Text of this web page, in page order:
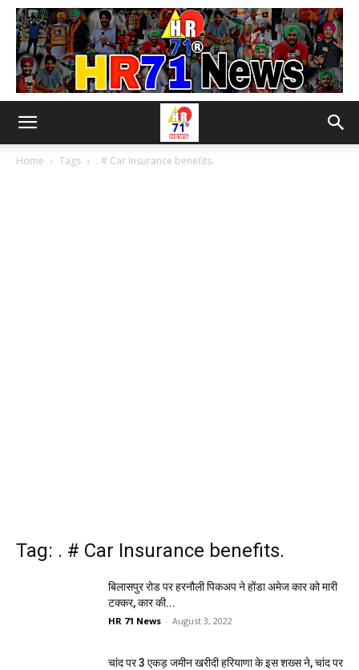
Home Tags . # Car Insurance benefits.
Tag: . # Car Insurance benefits.
बिलासपुर रोड पर हरनौली पिकअप ने होंडा अमेज कार को मारी
टक्कर, कार की...
HR 71 News - August 3, 2022
चांद पर 3 एकड़ जमीन खरीदी हरियाणा के इस शख्स ने, चांद पर